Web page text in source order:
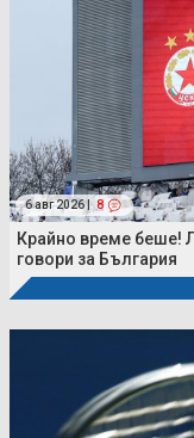
6 авг 2026 | 8
Крайно време беше!
говори за България